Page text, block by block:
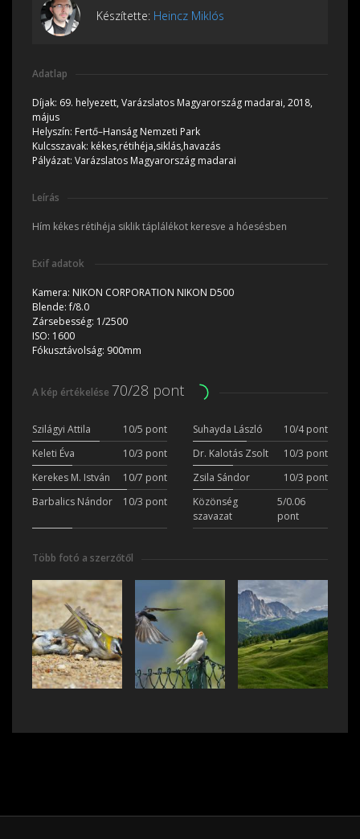
Készítette: Heincz Miklós
Adatlap
Díjak: 69. helyezett, Varázslatos Magyarország madarai, 2018,
május
Helyszín: Fertő–Hanság Nemzeti Park
Kulcsszavak: kékes,rétihéja,siklás,havazás
Pályázat: Varázslatos Magyarország madarai
Leírás
Hím kékes rétihéja siklik táplálékot keresve a hóesésben
Exif adatok
Kamera: NIKON CORPORATION NIKON D500
Blende:f/8.0
Zársebesség: 1/2500
ISO: 1600
Fókusztávolság: 900mm
A kép értékelése 70/28 pont
Szilágyi Attila 10/5 pont Suhayda László
10/4 pont
Keleti Éva
10/3 pont Dr. Kalotás Zsolt
10/3 pont
Kerekes M. István
10/7 pont Zsila Sándor
10/3 pont
Barbalics Nándor
10/3 pont
Közönség
szavazat
5/0.06
pont
Több fotó a szerzőtől